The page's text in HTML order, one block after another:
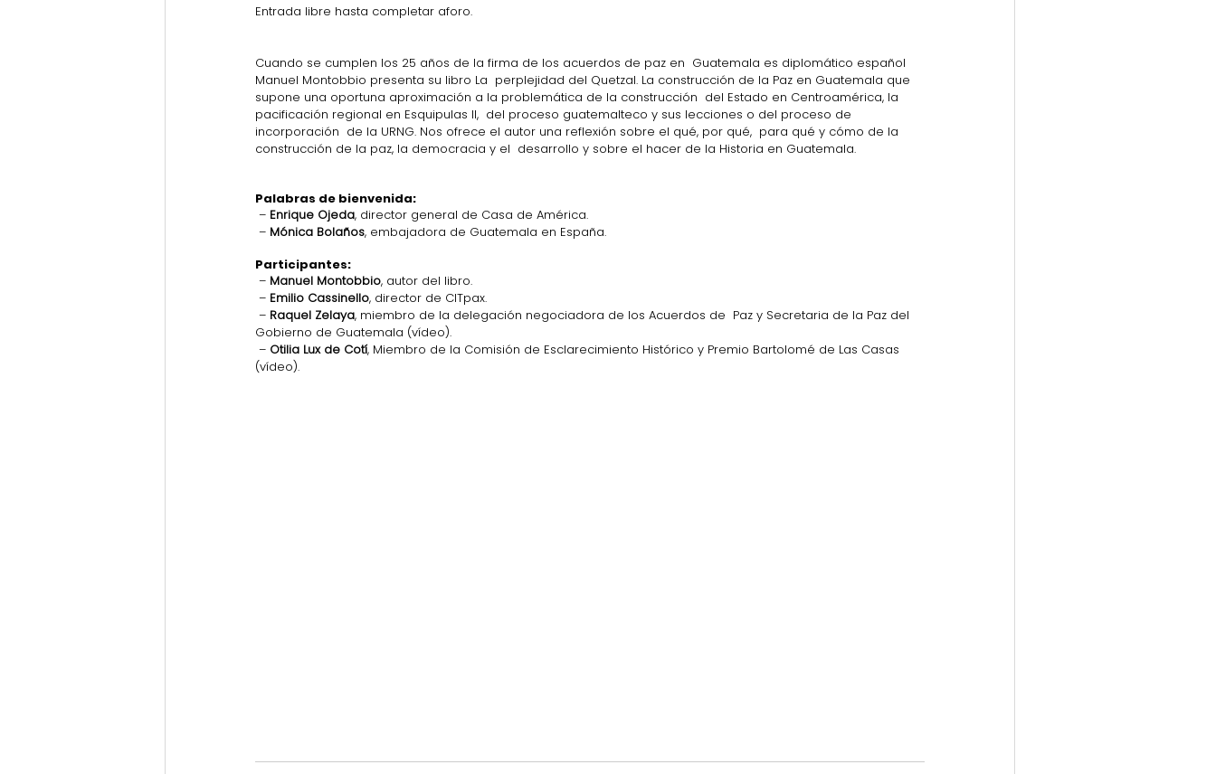
Entrada libre hasta completar aforo.
Cuando se cumplen los 25 años de la firma de los acuerdos de paz en  Guatemala es diplomático español
Manuel Montobbio presenta su libro La  perplejidad del Quetzal. La construcción de la Paz en Guatemala que
supone una oportuna aproximación a la problemática de la construcción  del Estado en Centroamérica, la
pacificación regional en Esquipulas II,  del proceso guatemalteco y sus lecciones o del proceso de
incorporación  de la URNG. Nos ofrece el autor una reflexión sobre el qué, por qué,  para qué y cómo de la
construcción de la paz, la democracia y el  desarrollo y sobre el hacer de la Historia en Guatemala.
Palabras de bienvenida:
– Enrique Ojeda, director general de Casa de América.
– Mónica Bolaños, embajadora de Guatemala en España.
Participantes:
– Manuel Montobbio, autor del libro.
– Emilio Cassinello, director de CITpax.
– Raquel Zelaya, miembro de la delegación negociadora de los Acuerdos de  Paz y Secretaria de la Paz del
Gobierno de Guatemala (vídeo).
– Otilia Lux de Cotí, Miembro de la Comisión de Esclarecimiento Histórico y Premio Bartolomé de Las Casas
(vídeo).